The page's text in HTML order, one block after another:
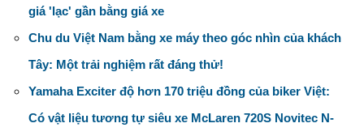
giá 'lạc' gần bằng giá xe
Chu du Việt Nam bằng xe máy theo góc nhìn của khách
Tây: Một trải nghiệm rất đáng thử!
Yamaha Exciter độ hơn 170 triệu đồng của biker Việt:
Có vật liệu tương tự siêu xe McLaren 720S Novitec N-